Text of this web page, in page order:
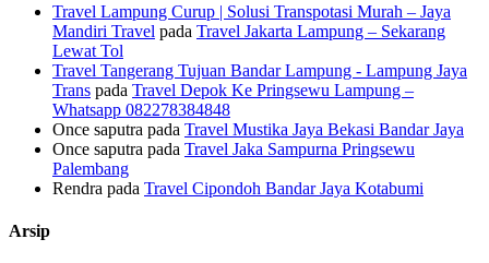
Travel Lampung Curup | Solusi Transpotasi Murah – Jaya
Mandiri Travel pada Travel Jakarta Lampung – Sekarang
Lewat Tol
Travel Tangerang Tujuan Bandar Lampung - Lampung Jaya
Trans pada Travel Depok Ke Pringsewu Lampung –
Whatsapp 082278384848
Once saputra pada Travel Mustika Jaya Bekasi Bandar Jaya
Once saputra pada Travel Jaka Sampurna Pringsewu
Palembang
Rendra pada Travel Cipondoh Bandar Jaya Kotabumi
Arsip